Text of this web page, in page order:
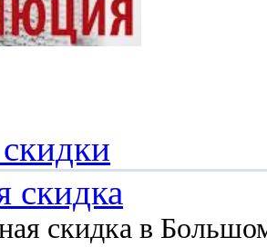
скидка
скидка в